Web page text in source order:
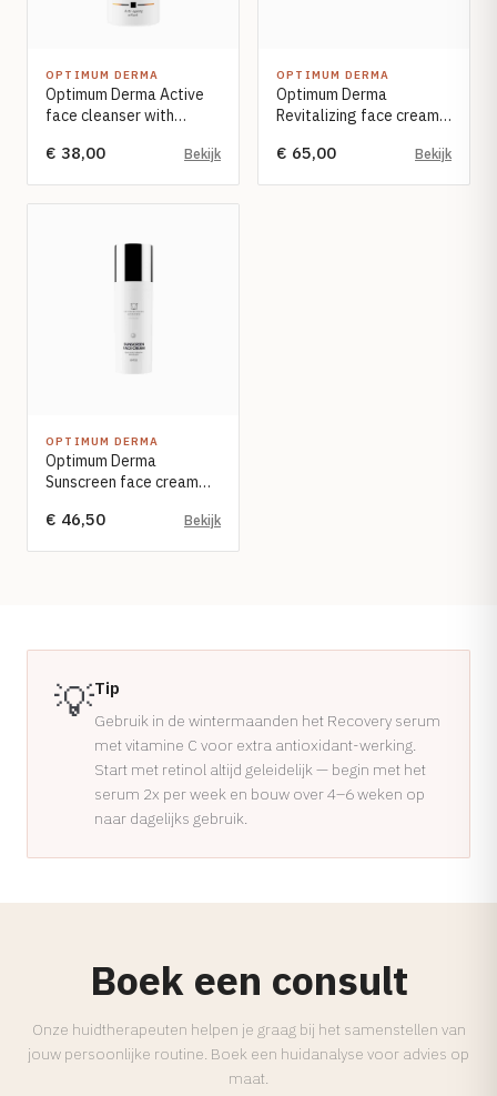
OPTIMUM DERMA
Optimum Derma Active
face cleanser with
€ 38,00 Bekijk
OPTIMUM DERMA
Optimum Derma
Revitalizing face cream
collagen 50ml
€ 65,00 Bekijk
OPTIMUM DERMA
Optimum Derma
Sunscreen face cream
€ 46,50 Bekijk
💡Tip
Gebruik in de wintermaanden het Recovery serum
met vitamine C voor extra antioxidant-werking.
Start met retinol altijd geleidelijk — begin met het
serum 2x per week en bouw over 4–6 weken op
naar dagelijks gebruik.
Boek een consult
Onze huidtherapeuten helpen je graag bij het samenstellen van
jouw persoonlijke routine. Boek een huidanalyse voor advies op
maat.